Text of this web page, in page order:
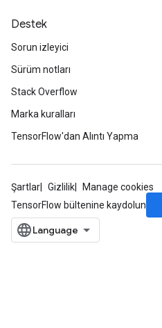
Destek
Sorun izleyici
Sürüm notları
Stack Overflow
Marka kuralları
TensorFlow'dan Alıntı Yapma
Şartlar Gizlilik
Manage cookies
TensorFlow bültenine kaydolun